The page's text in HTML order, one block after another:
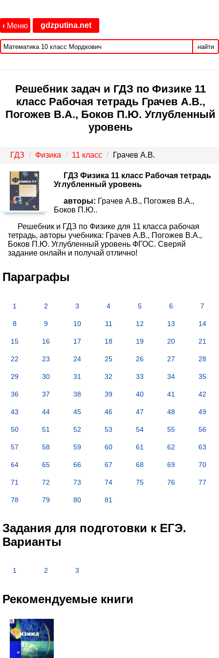
‹ Меню gdzputina.net
найти
Решебник задач и ГДЗ по Физике 11
класс Рабочая тетрадь Грачев А.В.,
Погожев В.А., Боков П.Ю. Углубленный
уровень
ГДЗ Физика 11 класс Грачев А.В.
ГДЗ Физика 11 класс Рабочая тетрадь
Углубленный уровень
авторы: Грачев А.В., Погожев В.А.,
Боков П.Ю..
Решебник и ГДЗ по Физике для 11 класса рабочая
тетрадь, авторы учебника: Грачев А.В., Погожев В.А.,
Боков П.Ю. Углубленный уровень ФГОС. Сверяй
задание онлайн и получай отлично!
Параграфы
1 2 3 4 5 6 7
8 9 10 11 12 13 14
15 16 17 18 19 20 21
22 23 24 25 26 27 28
29 30 31 32 33 34 35
36 37 38 39 40 41 42
43 44 45 46 47 48 49
50 51 52 53 54 55 56
57 58 59 60 61 62 63
64 65 66 67 68 69 70
71 72 73 74 75 76 77
78 79 80 81
Задания для подготовки к ЕГЭ.
Варианты
1 2 3
Рекомендуемые книги